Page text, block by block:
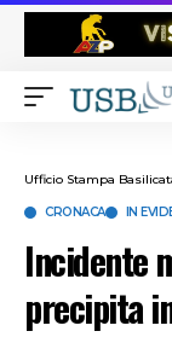
Ufficio Stampa
CRONACA IN
Incidente
precipita